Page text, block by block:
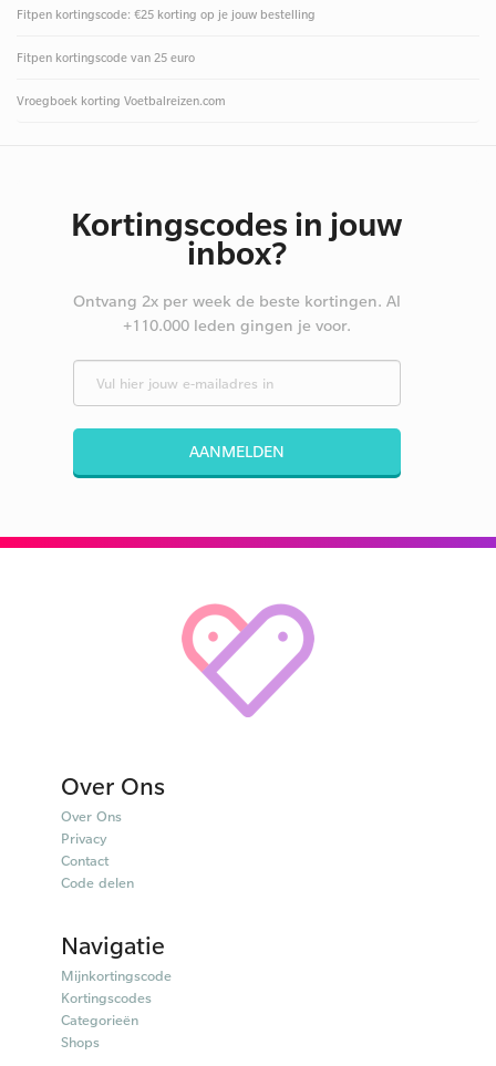
Fitpen kortingscode: €25 korting op je jouw bestelling
Fitpen kortingscode van 25 euro
Vroegboek korting Voetbalreizen.com
Kortingscodes in jouw
inbox?
Ontvang 2x per week de beste kortingen. Al
+110.000 leden gingen je voor.
AANMELDEN
Over Ons
Over Ons
Privacy
Contact
Code delen
Navigatie
Mijnkortingscode
Kortingscodes
Categorieën
Shops